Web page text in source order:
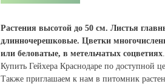
Растения высотой до 50 см. Листья
длинночерешковые. Цветки
или беловатые, в метельчатых соцветиях
Купить Гейхера Краснодаре по доступной
Также приглашаем к нам в питомник